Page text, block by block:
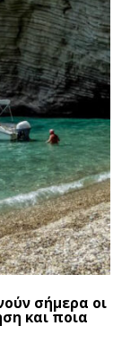
σήμερα οι
και ποια